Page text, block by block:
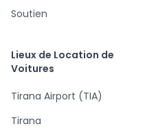
Soutien
Lieux de Location de
Voitures
Tirana Airport (TIA)
Tirana